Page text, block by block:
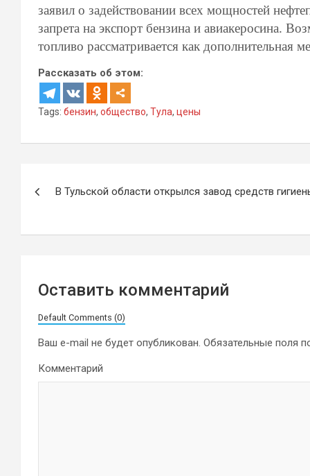
заявил о задействовании всех мощностей
запрета на экспорт бензина и авиакеросина.
топливо рассматривается как дополнительная
Рассказать об этом:
Tags: бензин, общество, Тула, цены
записям
В Тульской области открылся завод средств
Оставить комментарий
Default Comments (0)
Ваш e-mail не будет опубликован. Обязательные поля
Комментарий